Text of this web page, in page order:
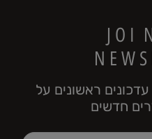
J O I
N E W S
ראשונים על
חדשים